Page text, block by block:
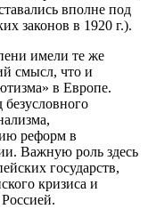
вполне под
законов в 1920 г.).
имели те же
смысл, что и
в Европе.
реформ в
Важную роль здесь
государств,
кризиса и